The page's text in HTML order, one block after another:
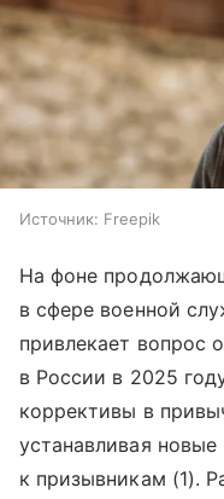
Источник: Freepik
На фоне
в сфере военной
привлекает вопрос
в России в 2025
коррективы в
устанавливая
к призывникам (1).